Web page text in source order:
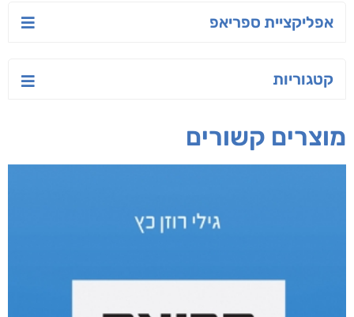
אפליקציית ספריאפ
קטגוריות
מוצרים קשורים